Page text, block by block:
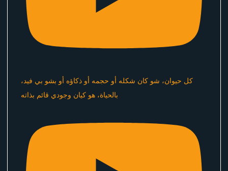
كل حيوان، شو كان شكله أو حجمه أو ذكاؤه أو بشو بي فيد،
بالحياة، هو كيان وجودي قائم بذاته